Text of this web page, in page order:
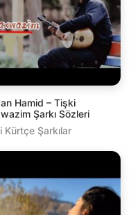
Hamid – Tişki
Şarkı Sözleri
Kürtçe Şarkılar